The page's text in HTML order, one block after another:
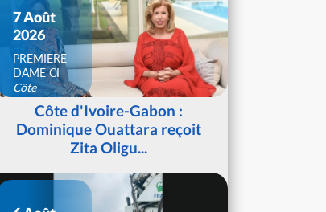
7 Août
2026
PREMIERE
DAME CI
Côte
d'IvoireCôte d'Ivoire-Gabon :
Dominique Ouattara reçoit
Zita Oligu...